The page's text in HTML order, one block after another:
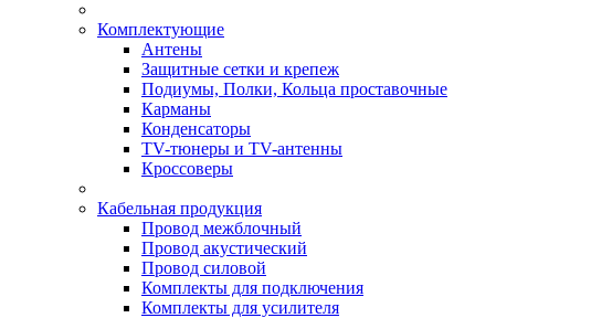
Комплектующие
Антены
Защитные сетки и крепеж
Подиумы, Полки, Кольца проставочные
Карманы
Конденсаторы
TV-тюнеры и TV-антенны
Кроссоверы
Кабельная продукция
Провод межблочный
Провод акустический
Провод силовой
Комплекты для подключения
Комплекты для усилителя